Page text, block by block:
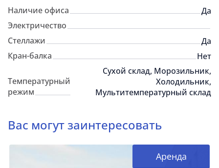
Наличие офиса
Да
Электричество
Стеллажи
Да
Кран-балка
Нет
Температурный
режим
Сухой склад, Морозильник,
Холодильник,
Мультитемпературный склад
Вас могут заинтересовать
Аренда